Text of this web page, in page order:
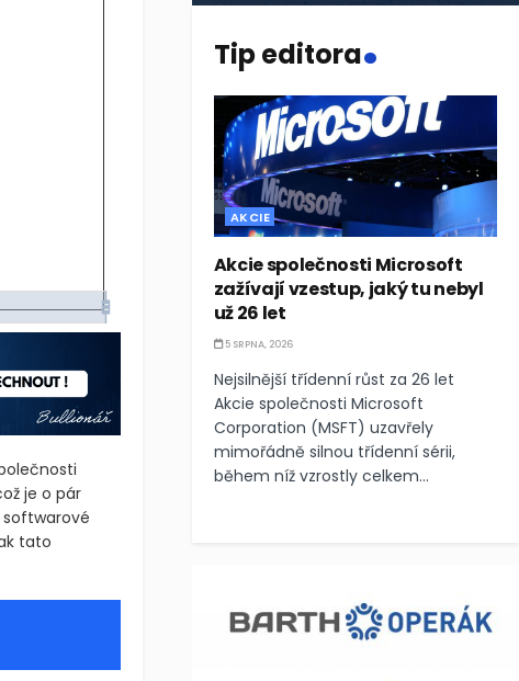
je o pár
tato
Tip editora.
AKCIE
Akcie společnosti Microsoft
zažívají vzestup, jaký tu nebyl
už 26 let
5 SRPNA, 2026
Nejsilnější třídenní růst za 26 let
Akcie společnosti Microsoft
Corporation (MSFT) uzavřely
mimořádně silnou třídenní sérii,
během níž vzrostly celkem...